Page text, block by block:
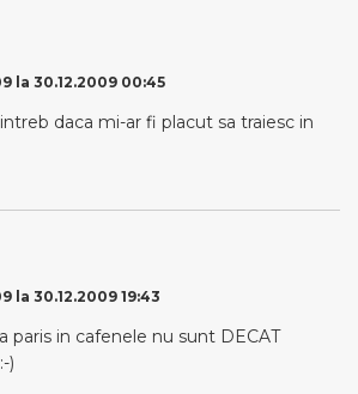
la 30.12.2009 00:45
daca mi-ar fi placut sa traiesc in
la 30.12.2009 19:43
paris in cafenele nu sunt DECAT
)